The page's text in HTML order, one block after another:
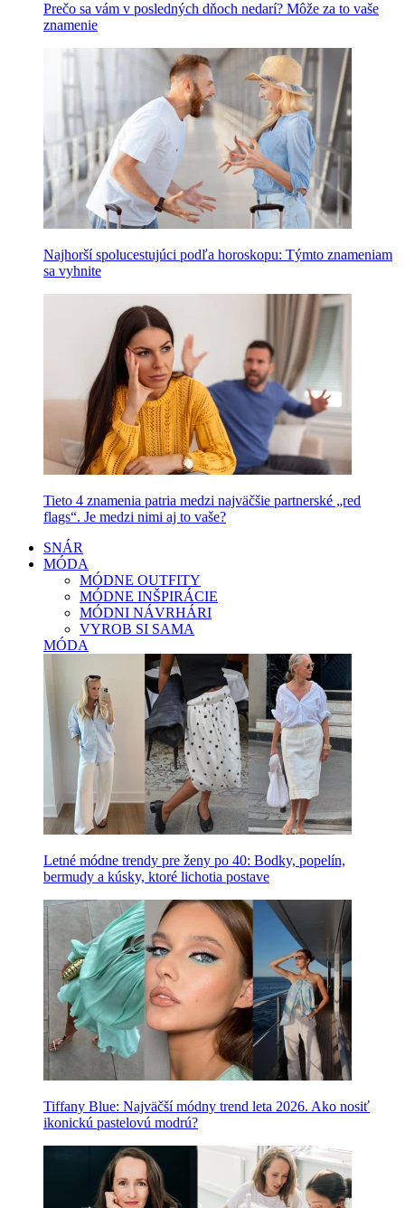
Prečo sa vám v posledných dňoch nedarí? Môže za to vaše
znamenie
Najhorší spolucestujúci podľa horoskopu: Týmto znameniam
sa vyhnite
Tieto 4 znamenia patria medzi najväčšie partnerské „red
flags“. Je medzi nimi aj to vaše?
SNÁR
MÓDA
MÓDNE OUTFITY
MÓDNE INŠPIRÁCIE
MÓDNI NÁVRHÁRI
VYROB SI SAMA
MÓDA
Letné módne trendy pre ženy po 40: Bodky, popelín,
bermudy a kúsky, ktoré lichotia postave
Tiffany Blue: Najväčší módny trend leta 2026. Ako nosiť
ikonickú pastelovú modrú?